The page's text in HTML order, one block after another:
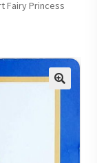
Fairy Princess